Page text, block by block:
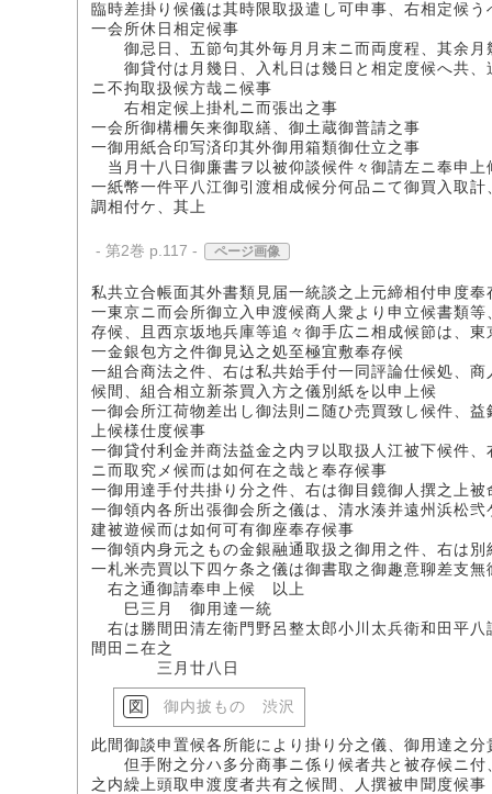
臨時差掛り候儀は其時限取扱遣し可申事、右相定候
一会所休日相定候事
御忌日、五節句其外毎月月末ニ而両度程、其余月
御貸付は月幾日、入札日は幾日と相定度候へ共、
ニ不拘取扱候方哉ニ候事
右相定候上掛札ニ而張出之事
一会所御構柵矢来御取繕、御土蔵御普請之事
一御用紙合印写済印其外御用箱類御仕立之事
当月十八日御廉書ヲ以被仰談候件々御請左ニ奉申上
一紙幣一件平八江御引渡相成候分何品ニて御買入取
調相付ケ、其上
- 第2巻 p.117 - ページ画像
私共立合帳面其外書類見届一統談之上元締相付申度奉
一東京ニ而会所御立入申渡候商人衆より申立候書類
存候、且西京坂地兵庫等追々御手広ニ相成候節は、
一金銀包方之件御見込之処至極宜敷奉存候
一組合商法之件、右は私共始手付一同評論仕候処、
候間、組合相立新茶買入方之儀別紙を以申上候
一御会所江荷物差出し御法則ニ随ひ売買致し候件、
上候様仕度候事
一御貸付利金并商法益金之内ヲ以取扱人江被下候件
ニ而取究メ候而は如何在之哉と奉存候事
一御用達手付共掛り分之件、右は御目鏡御人撰之上被
一御領内各所出張御会所之儀は、清水湊并遠州浜松
建被遊候而は如何可有御座奉存候事
一御領内身元之もの金銀融通取扱之御用之件、右は
一札米売買以下四ケ条之儀は御書取之御趣意聊差支
右之通御請奉申上候 以上
巳三月 御用達一統
右は勝間田清左衛門野呂整太郎小川太兵衛和田平
間田ニ在之
三月廿八日
御内披もの 渋沢
此間御談申置候各所能により掛り分之儀、御用達之
但手附之分ハ多分商事ニ係り候者共と被存候ニ付
之内繰上頭取申渡度者共有之候間、人撰被申聞度候事